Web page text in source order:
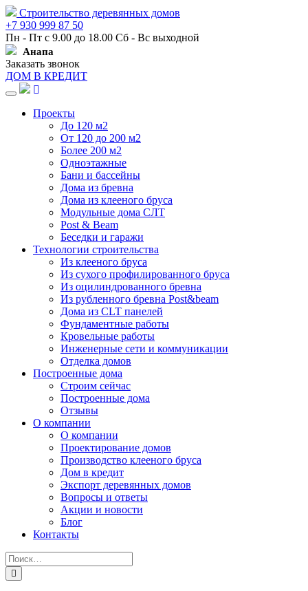
Строительство деревянных домов
+7 930 999 87 50
Пн - Пт с 9.00 до 18.00 Сб - Вс выходной
Анапа
Заказать звонок
ДОМ В КРЕДИТ
Навигация
Проекты
До 120 м2
От 120 до 200 м2
Более 200 м2
Одноэтажные
Бани и бассейны
Дома из бревна
Дома из клееного бруса
Модульные дома СЛТ
Post & Beam
Беседки и гаражи
Технологии строительства
Из клееного бруса
Из сухого профилированного бруса
Из оцилиндрованного бревна
Из рубленного бревна Post&beam
Дома из CLT панелей
Фундаментные работы
Кровельные работы
Инженерные сети и коммуникации
Отделка домов
Построенные дома
Строим сейчас
Построенные дома
Отзывы
О компании
О компании
Проектирование домов
Производство клееного бруса
Дом в кредит
Экспорт деревянных домов
Вопросы и ответы
Акции и новости
Блог
Контакты